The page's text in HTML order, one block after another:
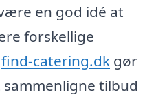
en god idé at
forskellige
find-catering.dk gør
tilbud